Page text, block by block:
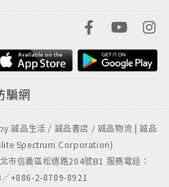
騙網
誠品生活 / 誠品書店 / 誠品物流 | 誠品
Spectrum Corporation)
市信義區松德路204號B1 服務電話：
+886-2-8789-8921